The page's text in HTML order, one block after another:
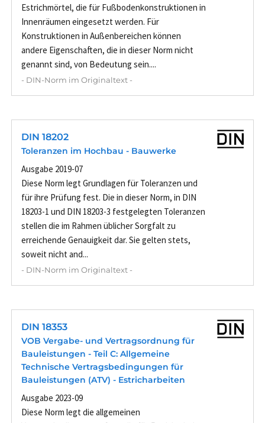
Estrichmörtel, die für Fußbodenkonstruktionen in
Innenräumen eingesetzt werden. Für
Konstruktionen in Außenbereichen können
andere Eigenschaften, die in dieser Norm nicht
genannt sind, von Bedeutung sein....
- DIN-Norm im Originaltext -
DIN 18202
Toleranzen im Hochbau - Bauwerke
Ausgabe 2019-07
Diese Norm legt Grundlagen für Toleranzen und
für ihre Prüfung fest. Die in dieser Norm, in DIN
18203-1 und DIN 18203-3 festgelegten Toleranzen
stellen die im Rahmen üblicher Sorgfalt zu
erreichende Genauigkeit dar. Sie gelten stets,
soweit nicht and...
- DIN-Norm im Originaltext -
DIN 18353
VOB Vergabe- und Vertragsordnung für
Bauleistungen - Teil C: Allgemeine
Technische Vertragsbedingungen für
Bauleistungen (ATV) - Estricharbeiten
Ausgabe 2023-09
Diese Norm legt die allgemeinen